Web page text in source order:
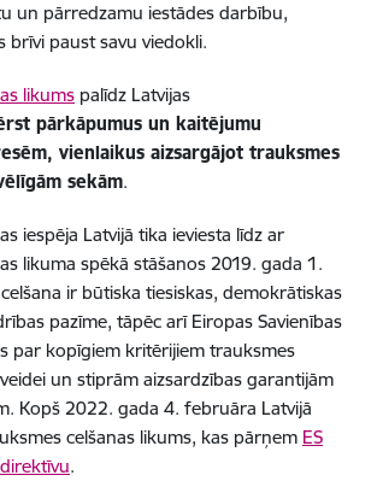
un pārredzamu iestādes darbību,
brīvi paust savu viedokli.
likums palīdz Latvijas
pārkāpumus un kaitējumu
vienlaikus aizsargājot trauksmes
sekām.
iespēja Latvijā tika ieviesta līdz ar
likuma spēkā stāšanos 2019. gada 1.
ir būtiska tiesiskas, demokrātiskas
pazīme, tāpēc arī Eiropas Savienības
par kopīgiem kritērijiem trauksmes
un stiprām aizsardzības garantijām
Kopš 2022. gada 4. februāra Latvijā
celšanas likums, kas pārņem ES
.